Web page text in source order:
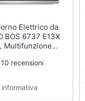
BOS 6737 E13X
Multifunzione
Acciaio inox
10 recensioni